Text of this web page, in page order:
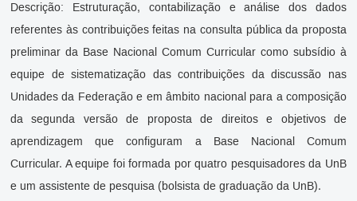
Descrição: Estruturação, contabilização e análise dos dados
referentes às contribuições feitas na consulta pública da proposta
preliminar da Base Nacional Comum Curricular como subsídio à
equipe de sistematização das contribuições da discussão nas
Unidades da Federação e em âmbito nacional para a composição
da segunda versão de proposta de direitos e objetivos de
aprendizagem que configuram a Base Nacional Comum
Curricular. A equipe foi formada por quatro pesquisadores da UnB
e um assistente de pesquisa (bolsista de graduação da UnB).